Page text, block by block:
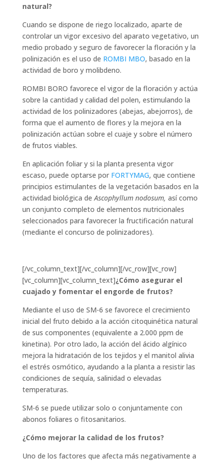
natural?
Cuando se dispone de riego localizado, aparte de
controlar un vigor excesivo del aparato vegetativo, un
medio probado y seguro de favorecer la floración y la
polinización es el uso de ROMBI MBO, basado en la
actividad de boro y molibdeno.
ROMBI BORO favorece el vigor de la floración y actúa
sobre la cantidad y calidad del polen, estimulando la
actividad de los polinizadores (abejas, abejorros), de
forma que el aumento de flores y la mejora en la
polinización actúan sobre el cuaje y sobre el número
de frutos viables.
En aplicación foliar y si la planta presenta vigor
escaso, puede optarse por FORTYMAG, que contiene
principios estimulantes de la vegetación basados en la
actividad biológica deAscophyllum nodosum, así como
un conjunto completo de elementos nutricionales
seleccionados para favorecer la fructificación natural
(mediante el concurso de polinizadores).
[/vc_column_text][/vc_column][/vc_row][vc_row]
[vc_column][vc_column_text]¿Cómo asegurar el
cuajado y fomentar el engorde de frutos?
Mediante el uso de SM-6 se favorece el crecimiento
inicial del fruto debido a la acción citoquinética natural
de sus componentes (equivalente a 2.000 ppm de
kinetina). Por otro lado, la acción del ácido algínico
mejora la hidratación de los tejidos y el manitol alivia
el estrés osmótico, ayudando a la planta a resistir las
condiciones de sequía, salinidad o elevadas
temperaturas.
SM-6 se puede utilizar solo o conjuntamente con
abonos foliares o fitosanitarios.
¿Cómo mejorar la calidad de los frutos?
Uno de los factores que afecta más negativamente a